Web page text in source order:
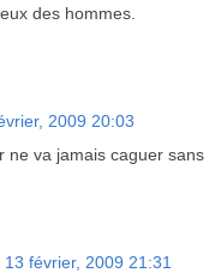
des hommes.
2009 20:03
ne va jamais caguer
13 février, 2009 21:31